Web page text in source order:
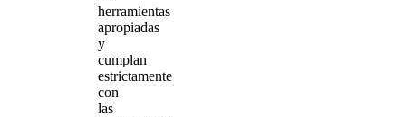
herramientas
apropiadas
y
cumplan
estrictamente
con
las